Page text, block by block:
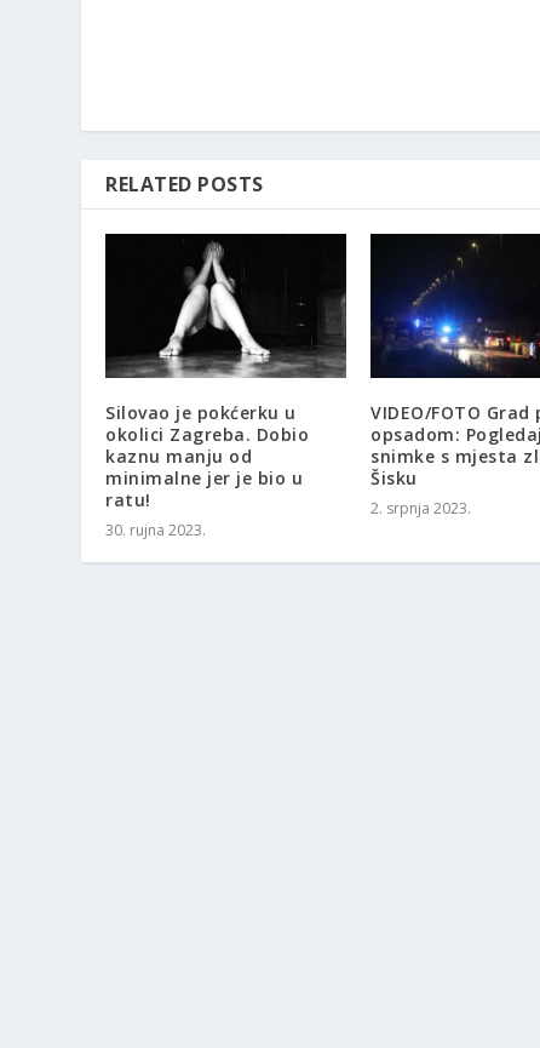
RELATED POSTS
Silovao je pokćerku u
okolici Zagreba. Dobio
kaznu manju od
minimalne jer je bio u
ratu!
30. rujna 2023.
VIDEO/FOTO Grad
opsadom:
snimke s mjesta
Šisku
2. srpnja 2023.